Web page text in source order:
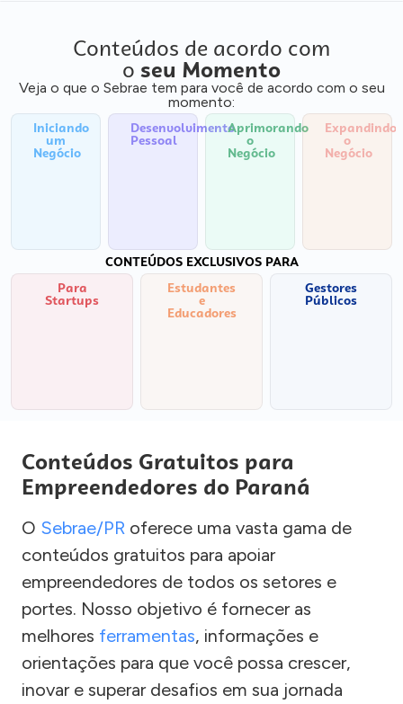
Conteúdos de acordo com
o seu Momento
Veja o que o Sebrae tem para você de acordo com o seu
momento:
Iniciando
um
Negócio
Desenvolvimento
Pessoal
Aprimorando
o
Negócio
Expandindo
o
Negócio
CONTEÚDOS EXCLUSIVOS PARA
Para
Startups
Estudantes
e
Educadores
Gestores
Públicos
Conteúdos Gratuitos para
Empreendedores do Paraná
O Sebrae/PR oferece uma vasta gama de
conteúdos gratuitos para apoiar
empreendedores de todos os setores e
portes. Nosso objetivo é fornecer as
melhores ferramentas, informações e
orientações para que você possa crescer,
inovar e superar desafios em sua jornada